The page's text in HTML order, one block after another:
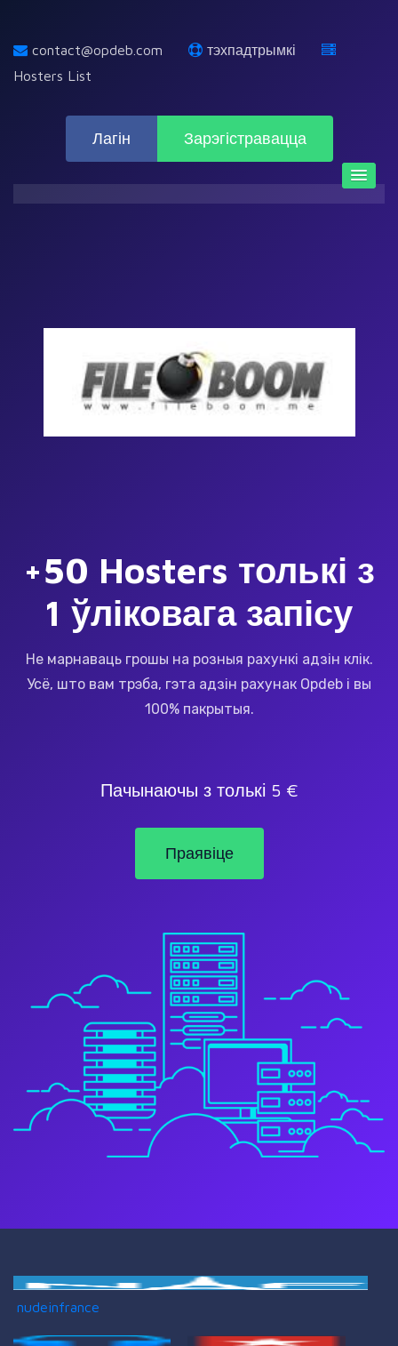
contact@opdeb.com
тэхпадтрымкі
Hosters List
Лагін Зарэгістравацца
+50 Hosters толькі з
1 ўліковага запісу
Не марнаваць грошы на розныя рахункі адзін клік.
Усё, што вам трэба, гэта адзін рахунак Opdeb і вы
100% пакрытыя.
Пачынаючы з толькі 5 €
Праявіце
nudeinfrance